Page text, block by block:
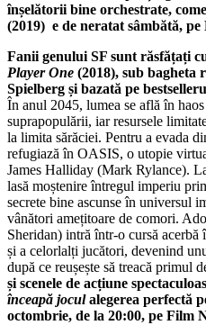
înșelătorii bine orchestrate,
(2019) e de neratat sâmbătă,
Fanii genului SF sunt răsfățați
Player One (2018), sub bagheta
Spielberg și bazată pe
În anul 2045, lumea se află în
suprapopulării, iar resursele
la limita sărăciei. Pentru a evada
refugiază în OASIS, o utopie
James Halliday (Mark Rylance).
lasă moștenire întregul imperiu
secrete bine ascunse în universul
vânători amețitoare de comori.
Sheridan) intră într-o cursă
și a celorlalți jucători, devenind
după ce reușește să treacă primul
și scenele de acțiune
înceapă joculalegerea perfectă
octombrie, de la 20:00, pe Film